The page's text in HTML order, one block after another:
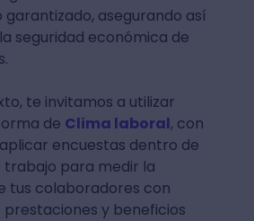
garantizado, asegurando así
seguridad económica de
te invitamos a utilizar
de Clima laboral, con
encuestas dentro de
trabajo para medir la
tus colaboradores con
y beneficios